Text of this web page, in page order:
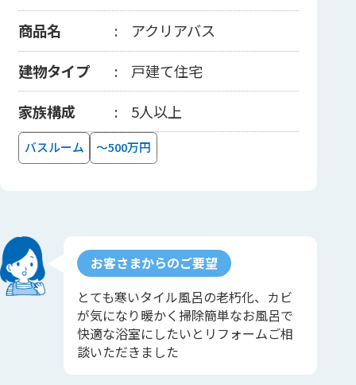
商品名
アクリアバス
建物タイプ
戸建て住宅
家族構成
5人以上
バスルーム ～500万円
お客さまからのご要望
とても寒いタイル風呂の老朽化、カビ
が気になり暖かく掃除簡単なお風呂で
快適な浴室にしたいとリフォームご相
談いただきました